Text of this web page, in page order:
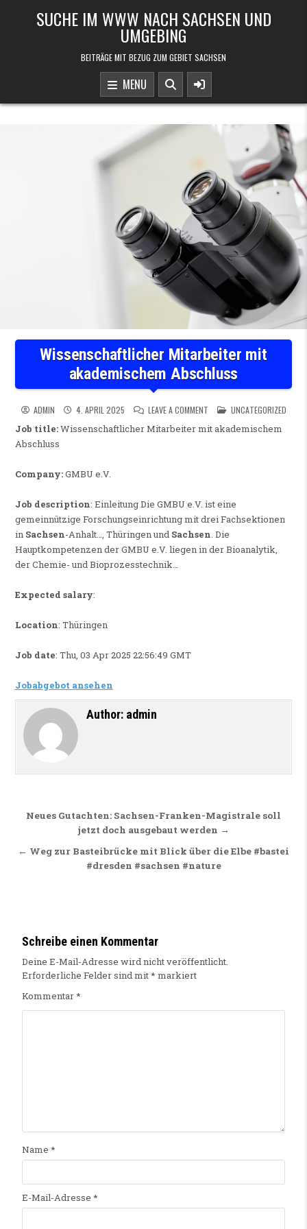
SUCHE IM WWW NACH SACHSEN UND
UMGEBING
BEITRÄGE MIT BEZUG ZUM GEBIET SACHSEN
MENU
Wissenschaftlicher Mitarbeiter mit
akademischem Abschluss
ADMIN 4. APRIL 2025 LEAVE A COMMENTON WISSENSCHAFTLICHER
POSTED IN
UNCATEGORIZED
Job title:Wissenschaftlicher Mitarbeiter mit akademischem
Abschluss
Company:GMBU e.V.
Job description: Einleitung Die GMBU e.V. ist eine
gemeinnützige Forschungseinrichtung mit drei Fachsektionen
in Sachsen-Anhalt…, Thüringen und Sachsen. Die
Hauptkompetenzen der GMBU e.V. liegen in der Bioanalytik,
der Chemie- und Bioprozesstechnik…
Expected salary:
Location: Thüringen
Job date: Thu, 03 Apr 2025 22:56:49 GMT
Jobabgebot ansehen
Author: admin
Beitragsnavigation
Neues Gutachten: Sachsen-Franken-Magistrale soll
jetzt doch ausgebaut werden →
← Weg zur Basteibrücke mit Blick über die Elbe #bastei
#dresden #sachsen #nature
Schreibe einen Kommentar
Deine E-Mail-Adresse wird nicht veröffentlicht.
Erforderliche Felder sind mit* markiert
Kommentar*
Name *
E-Mail-Adresse *